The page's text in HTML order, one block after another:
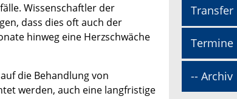
Wissenschaftler der
dass dies oft auch der
hinweg eine Herzschwäche
die Behandlung von
werden, auch eine langfristige
Transfer
Termine
-- Archiv